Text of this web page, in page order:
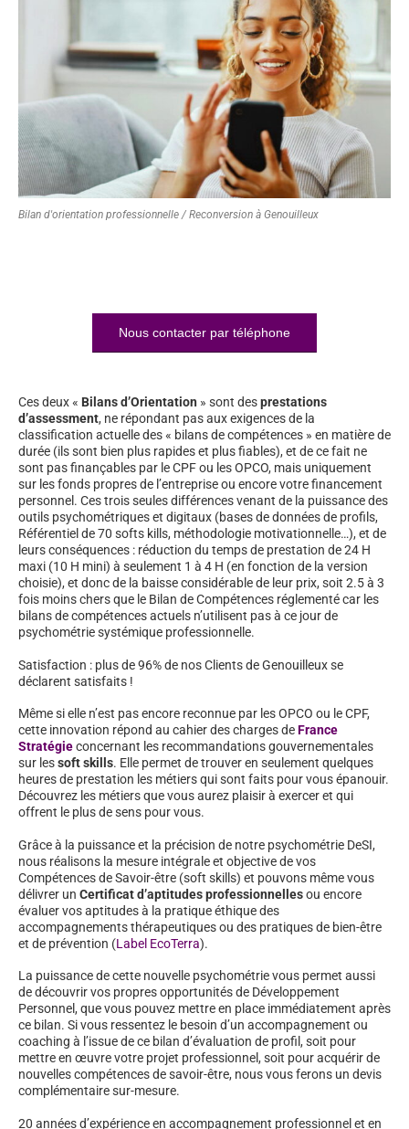
Bilan d'orientation professionnelle / Reconversion à Genouilleux
Nous contacter par téléphone
Ces deux « Bilans d’Orientation » sont desprestations
d’assessment, ne répondant pas aux exigences de la
classification actuelle des « bilans de compétences » en matière de
durée (ils sont bien plus rapides et plus fiables), et de ce fait ne
sont pas finançables par le CPF ou les OPCO, mais uniquement
sur les fonds propres de l’entreprise ou encore votre financement
personnel. Ces trois seules différences venant de la puissance des
outils psychométriques et digitaux (bases de données de profils,
Référentiel de 70 softs kills, méthodologie motivationnelle…), et de
leurs conséquences : réduction du temps de prestation de 24 H
maxi (10 H mini) à seulement 1 à 4 H (en fonction de la version
choisie), et donc de la baisse considérable de leur prix, soit 2.5 à 3
fois moins chers que le Bilan de Compétences réglementé car les
bilans de compétences actuels n’utilisent pas à ce jour de
psychométrie systémique professionnelle.
Satisfaction : plus de 96% de nos Clients de Genouilleux se
déclarent satisfaits !
Même si elle n’est pas encore reconnue par les OPCO ou le CPF,
cette innovation répond au cahier des charges deFrance
Stratégieconcernant les recommandations gouvernementales
sur lessoft skills. Elle permet de trouver en seulement quelques
heures de prestation les métiers qui sont faits pour vous épanouir.
Découvrez les métiers que vous aurez plaisir à exercer et qui
offrent le plus de sens pour vous.
Grâce à la puissance et la précision de notre psychométrie DeSI,
nous réalisons la mesure intégrale et objective de vos
Compétences de Savoir-être (soft skills) et pouvons même vous
délivrer un Certificat d’aptitudes professionnellesou encore
évaluer vos aptitudes à la pratique éthique des
accompagnements thérapeutiques ou des pratiques de bien-être
et de prévention (Label EcoTerra).
La puissance de cette nouvelle psychométrie vous permet aussi
de découvrir vos propres opportunités de Développement
Personnel, que vous pouvez mettre en place immédiatement après
ce bilan. Si vous ressentez le besoin d’un accompagnement ou
coaching à l’issue de ce bilan d’évaluation de profil, soit pour
mettre en œuvre votre projet professionnel, soit pour acquérir de
nouvelles compétences de savoir-être, nous vous ferons un devis
complémentaire sur-mesure.
20 années d’expérience en accompagnement professionnel et en